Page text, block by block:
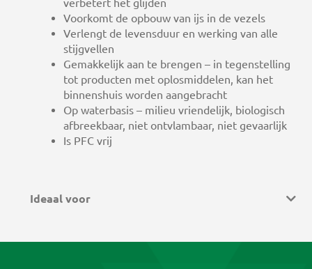
verbetert het glijden
Voorkomt de opbouw van ijs in de vezels
Verlengt de levensduur en werking van alle
stijgvellen
Gemakkelijk aan te brengen – in tegenstelling
tot producten met oplosmiddelen, kan het
binnenshuis worden aangebracht
Op waterbasis – milieu vriendelijk, biologisch
afbreekbaar, niet ontvlambaar, niet gevaarlijk
Is PFC vrij
Ideaal voor